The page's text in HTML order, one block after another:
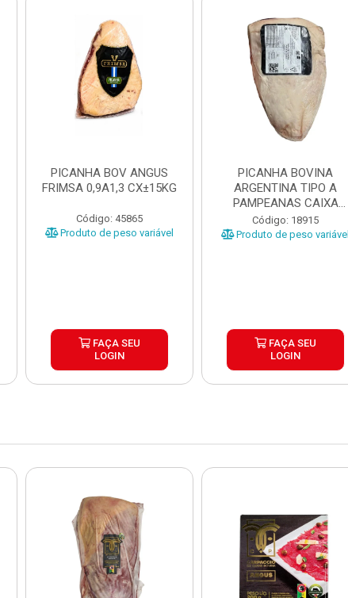
PICANHA BOV ANGUS
FRIMSA 0,9A1,3 CX±15KG
Código: 45865
Produto de peso variável
FAÇA SEU
LOGIN
PICANHA BOVINA
ARGENTINA TIPO A
PAMPEANAS CAIXA
±20KG PEÇAS ...
Código: 18915
Produto de peso variável
FAÇA SEU
LOGIN